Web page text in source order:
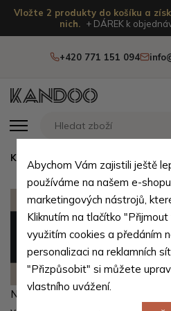
Vložte 2 produkty do košíku a
nich.
+ DÁREK k
+420 771 151 094
Kandoo.cz
Někdy se může stát, že se na
Abychom Vám zajistili ještě
používáme na našem e-
marketingových nástrojů,
Kliknutím na tlačítko
využitím cookies a předáním
personalizaci na reklamních
"Přizpůsobit" si můžete
vlastního uvážení.